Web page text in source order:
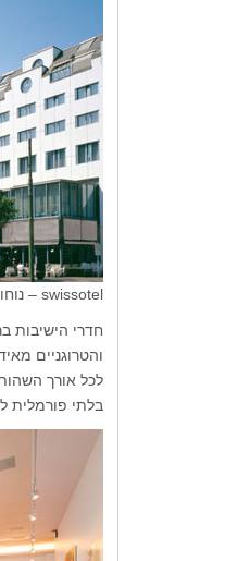
swissotel – נוחות ויוקרה במרכז הקונגרסים
חדרי הישיבות
והטרוגניים
לכל אורך
בלתי פורמלית